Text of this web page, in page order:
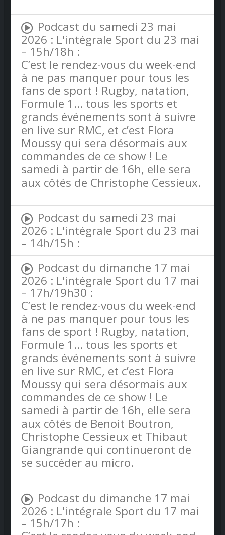
Podcast du samedi 23 mai
2026 : L'intégrale Sport du 23 mai
– 15h/18h :
C’est le rendez-vous du week-end
à ne pas manquer pour tous les
fans de sport ! Rugby, natation,
Formule 1… tous les sports et
grands événements sont à suivre
en live sur RMC, et c’est Flora
Moussy qui sera désormais aux
commandes de ce show ! Le
samedi à partir de 16h, elle sera
aux côtés de Christophe Cessieux.
Podcast du samedi 23 mai
2026 : L'intégrale Sport du 23 mai
– 14h/15h :
Podcast du dimanche 17 mai
2026 : L'intégrale Sport du 17 mai
– 17h/19h30 :
C’est le rendez-vous du week-end
à ne pas manquer pour tous les
fans de sport ! Rugby, natation,
Formule 1… tous les sports et
grands événements sont à suivre
en live sur RMC, et c’est Flora
Moussy qui sera désormais aux
commandes de ce show ! Le
samedi à partir de 16h, elle sera
aux côtés de Benoit Boutron,
Christophe Cessieux et Thibaut
Giangrande qui continueront de
se succéder au micro.
Podcast du dimanche 17 mai
2026 : L'intégrale Sport du 17 mai
– 15h/17h :